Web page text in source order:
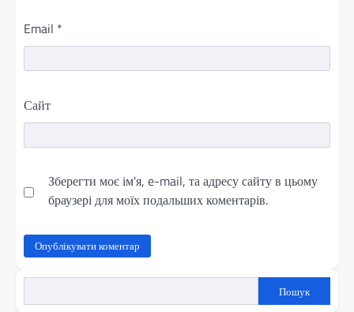
Email *
Сайт
Зберегти моє ім'я, e-mail, та адресу сайту в цьому
браузері для моїх подальших коментарів.
Пошук